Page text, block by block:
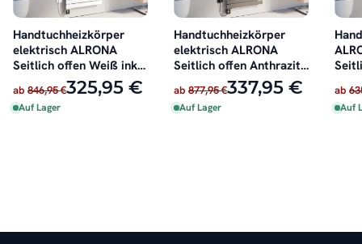
Handtuchheizkörper
elektrisch ALRONA
Seitlich offen Weiß inkl.
ab 846,95 €325,95 €
Auf Lager
Handtuchheizkörper
elektrisch ALRONA
Seitlich offen Anthrazit
inkl. Heizstab
ab 877,95 €337,95 €
Auf Lager
ab
Auf